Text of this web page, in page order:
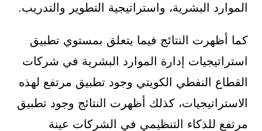
الموارد البشرية، واستراتيجية التطوير والتدريب.
كما أظهرت النتائج فيما يتعلق بمستوي تطبيق
استراتيجيات إدارة الموارد البشرية في شركات
القطاع النفطي الكويتي وجود تطبيق مرتفع لهذه
الاستراتيجيات، كذلك أظهرت النتائج وجود تطبيق
مرتفع للذكاء التنظيمي في الشركات عينة